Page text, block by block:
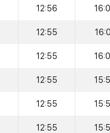
12:56
12:55
12:55
12:55
12:55
12:55